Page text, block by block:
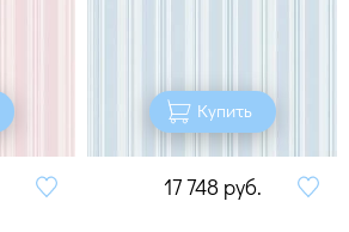
Купить
17 748 руб.